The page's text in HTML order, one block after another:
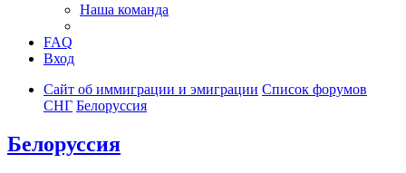
Наша команда
FAQ
Вход
Сайт об иммиграции и эмиграции Список форумов
СНГ Белоруссия
Белоруссия